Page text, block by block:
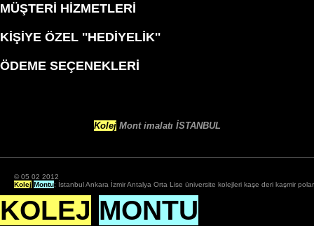
MÜŞTERI HIZMETLERI
KIŞIYE ÖZEL ''HEDIYELIK''
ÖDEME SEÇENEKLERI
KolejMont imalatı İSTANBUL
© 05 02 2012
Kolej Montu; İstanbul Ankara İzmir Antalya Orta Lise üniversite kolejleri kaşe deri kaşmir
KOLEJ MONTU